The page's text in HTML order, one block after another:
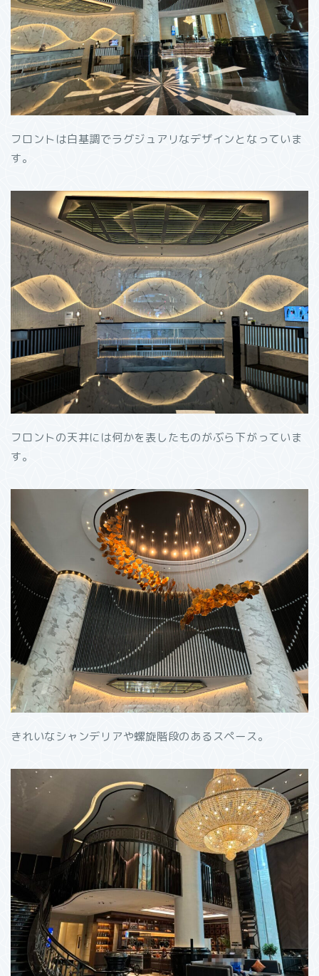
フロントは白基調でラグジュアリなデザインとなっていま
す。
フロントの天井には何かを表したものがぶら下がっていま
す。
きれいなシャンデリアや螺旋階段のあるスペース。